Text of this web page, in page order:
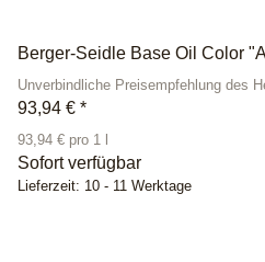
Berger-Seidle Base Oil Color
Unverbindliche Preisempfehlung des
93,94 € *
93,94 € pro 1 l
Sofort verfügbar
Lieferzeit: 10 - 11 Werktage